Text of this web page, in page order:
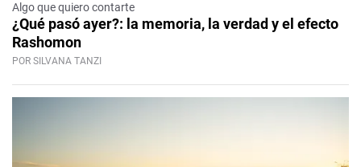
Algo que quiero contarte
¿Qué pasó ayer?: la memoria, la verdad y el efecto
Rashomon
POR SILVANA TANZI